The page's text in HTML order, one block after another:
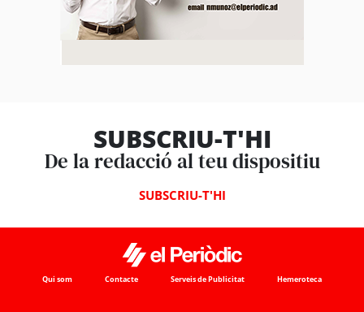
SUBSCRIU-T'HI
De la redacció al teu dispositiu
SUBSCRIU-T'HI
Qui som Contacte Serveis de Publicitat Hemeroteca